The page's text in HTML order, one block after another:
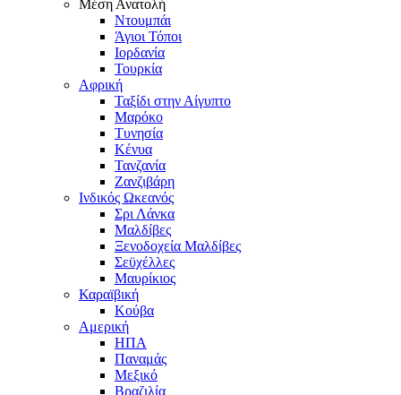
Μέση Ανατολή
Ντουμπάι
Άγιοι Τόποι
Ιορδανία
Τουρκία
Αφρική
Ταξίδι στην Αίγυπτο
Μαρόκο
Τυνησία
Κένυα
Τανζανία
Ζανζιβάρη
Ινδικός Ωκεανός
Σρι Λάνκα
Μαλδίβες
Ξενοδοχεία Μαλδίβες
Σεϋχέλλες
Μαυρίκιος
Καραϊβική
Κούβα
Αμερική
ΗΠΑ
Παναμάς
Μεξικό
Βραζιλία